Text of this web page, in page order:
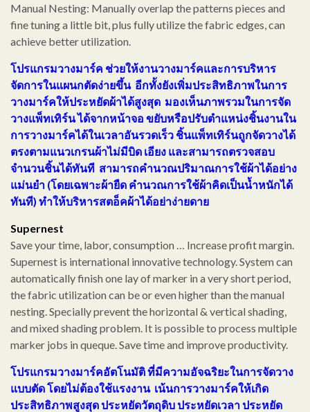
Manual Nesting: Manually overlap the patterns pieces and
fine tuning a little bit, plus fully utilize the fabric edges, can
achieve better utilization.
โปรแกรมวางมาร์ค ช่วยให้งานวางมาร์คและการบริหาร
จัดการในแผนกตัดง่ายขึ้น อีกทั้งยังเพิ่มประสิทธิภาพในการ
วางมาร์คให้ประหยัดผ้าได้สูงสุด มองเห็นภาพรวมในการจัด
วางแพ็ทเทิร์น ได้จากหน้าจอ ขยับหรือปรับตำแหน่งชิ้นงานใน
การวางมาร์คได้ในเวลาอันรวดเร็ว ชิ้นแพ็ทเทิร์นถูกจัดวางได้
ตรงตามแนวเกรนผ้าไม่มีบิด เอียง และสามารถตรวจสอบ
จำนวนชิ้นได้ทันที สามารถคำนวณปริมาณการใช้ผ้าได้อย่าง
แม่นยำ (โดยเฉพาะผ้ายืด คำนวณการใช้ผ้าคิดเป็นน้ำหนักได้
ทันที) ทำให้บริหารสตอ็คผ้าได้อย่าง่ายดาย
Supernest
Save your time, labor, consumption … Increase profit margin.
Supernest is international innovative technology. System can
automatically finish one lay of marker in a very short period,
the fabric utilization can be or even higher than the manual
nesting. Specially prevent the horizontal & vertical shading,
and mixed shading problem. It is possible to process multiple
marker jobs in queque. Save time and improve productivity.
โปรแกรมวางมาร์คอัตโนมัติ ที่มีความอัจฉริยะในการจัดวาง
แบบตัด โดยไม่ต้องใช้แรงงาน เน้นการวางมาร์คให้เกิด
ประสิทธิภาพสูงสุด ประหยัดวัตถุดิบ ประหยัดเวลา ประหยัด